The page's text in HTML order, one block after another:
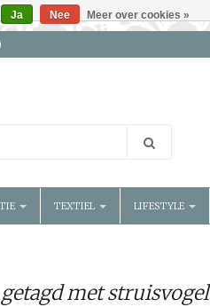
TEXTIEL LIFESTYLE
met struisvogel
Ja Nee Meer over cookies »